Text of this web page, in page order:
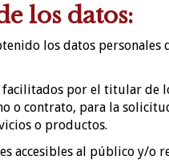
los datos:
los datos
por el titular de
o contrato, para la
o productos.
accesibles al público y/o